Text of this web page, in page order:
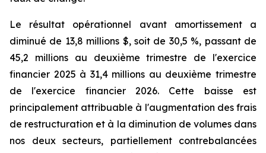
Le résultat opérationnel avant amortissement a
diminué de 13,8 millions $, soit de 30,5 %, passant de
45,2 millions au deuxième trimestre de l'exercice
financier 2025 à 31,4 millions au deuxième trimestre
de l'exercice financier 2026. Cette baisse est
principalement attribuable à l'augmentation des frais
de restructuration et à la diminution de volumes dans
nos deux secteurs, partiellement contrebalancées